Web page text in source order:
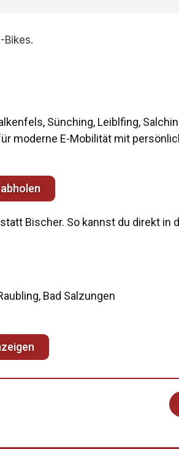
Sünching, Leiblfing,
moderne E-Mobilität mit
Bischer. So kannst du direkt in
Bad Salzungen